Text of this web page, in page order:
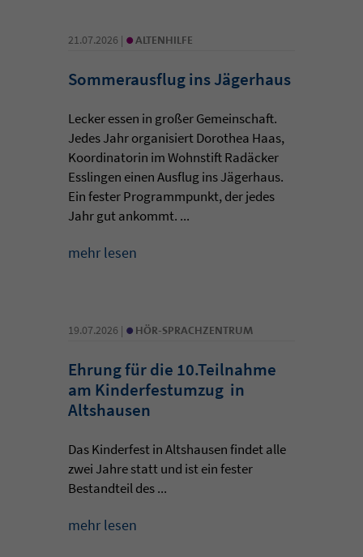
21.07.2026 | • ALTENHILFE
Sommerausflug ins Jägerhaus
Lecker essen in großer Gemeinschaft.
Jedes Jahr organisiert Dorothea Haas,
Koordinatorin im Wohnstift Radäcker
Esslingen einen Ausflug ins Jägerhaus.
Ein fester Programmpunkt, der jedes
Jahr gut ankommt. ...
mehr lesen
19.07.2026 | • HÖR-SPRACHZENTRUM
Ehrung für die 10.Teilnahme
am Kinderfestumzug in
Altshausen
Das Kinderfest in Altshausen findet alle
zwei Jahre statt und ist ein fester
Bestandteil des ...
mehr lesen